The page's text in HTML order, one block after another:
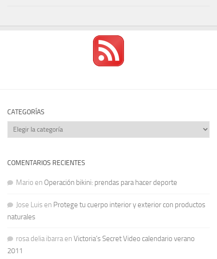
CATEGORÍAS
Categorías
COMENTARIOS RECIENTES
Mario en Operación bikini: prendas para hacer deporte
Jose Luis en Protege tu cuerpo interior y exterior con productos
naturales
rosa delia ibarraen Victoria’s Secret Video calendario verano
2011